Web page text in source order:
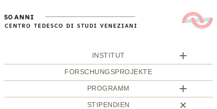
INSTITUT
FORSCHUNGSPROJEKTE
PROGRAMM
STIPENDIEN